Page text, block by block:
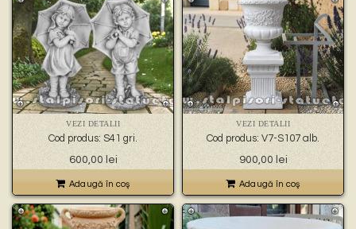
VEZI DETALII
Cod produs: S41 gri.
600,00 lei
Adaugă în coş
VEZI DETALII
Cod produs: V7-S107 alb.
900,00 lei
Adaugă în coş